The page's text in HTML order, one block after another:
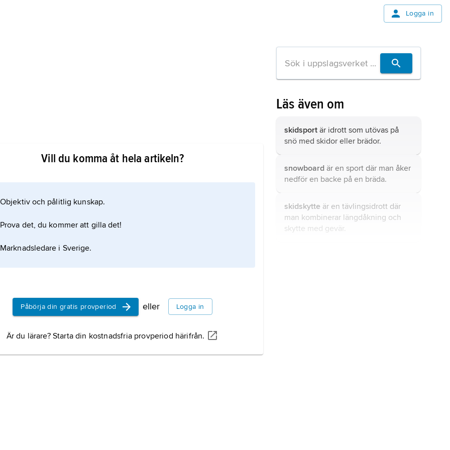
Logga in
Italien har brukat vara de främsta länderna. Men
av 1800-talet, när man där uppfunnit bindningar
Slalom är ett norskt dialektord, som betyder
Vill du komma åt hela artikeln?
Objektiv och pålitlig kunskap.
Prova det, du kommer att gilla det!
Marknadsledare i Sverige.
Påbörja din gratis provperiod eller Logga in
Är du lärare? Starta din kostnadsfria provperiod härifrån.
Läs även om
skidsport är idrott som utövas på
snö med skidor eller brädor.
snowboard är en sport där man åker
nedför en backe på en bräda.
skidskytte är en tävlingsidrott där
man kombinerar längdåkning och
skytte med gevär.